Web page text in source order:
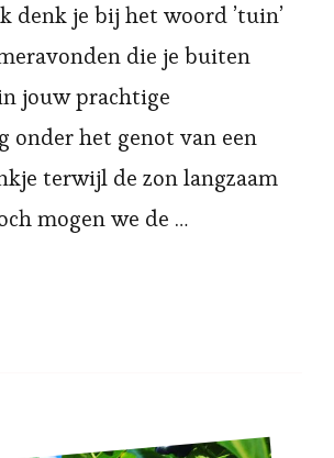
denk je bij het woord ’tuin’
die je buiten
jouw prachtige
onder het genot van een
terwijl de zon langzaam
mogen we de …